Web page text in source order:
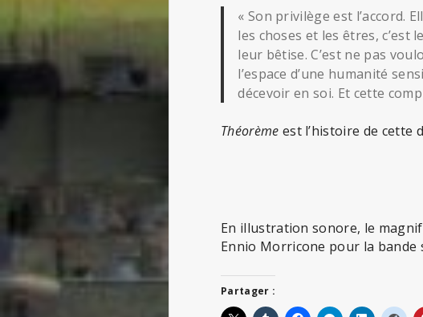
« Son privilège est l’accord.
les choses et les êtres,
leur bêtise. C’est ne pas
l’espace d’une humanité
décevoir en soi. Et cette
Théorème est l’histoire de cette
En illustration sonore, le
Ennio Morricone pour la bande
Partager :